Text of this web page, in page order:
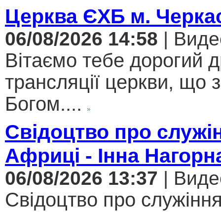
Церква ЄХБ м.
06/08/2026 14:58 |
Вітаємо тебе дорогий
трансляції церкви, що
Богом....
Свідоцтво про
Африці - Інна
06/08/2026 13:37 |
Свідоцтво про